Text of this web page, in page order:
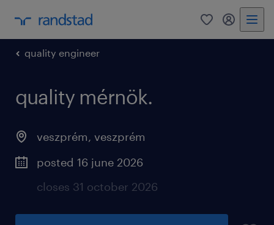
0 my
quality engineer
quality mérnök.
veszprém, veszprém
posted 16 june 2026
closes 31 october 2026